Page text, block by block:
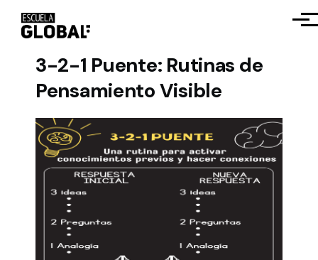
3-2-1 Puente: Rutinas de
Pensamiento Visible